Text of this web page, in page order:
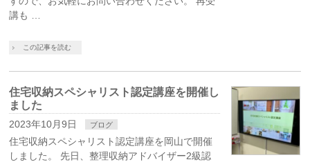
講も …
この記事を読む
住宅収納スペシャリスト認定講座を開催し
ました
2023年10月9日 ブログ
住宅収納スペシャリスト認定講座を岡山で開催
しました。 先日、整理収納アドバイザー2級認